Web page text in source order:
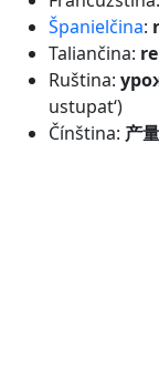
Španielčina:
Taliančina:
Ruština:
ustupat‘)
Čínština: 产